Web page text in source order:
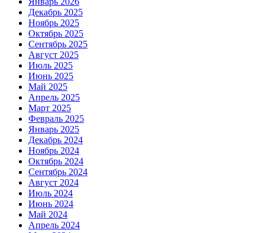
Декабрь 2025
Ноябрь 2025
Октябрь 2025
Сентябрь 2025
Август 2025
Июль 2025
Июнь 2025
Май 2025
Апрель 2025
Март 2025
Февраль 2025
Январь 2025
Декабрь 2024
Ноябрь 2024
Октябрь 2024
Сентябрь 2024
Август 2024
Июль 2024
Июнь 2024
Май 2024
Апрель 2024